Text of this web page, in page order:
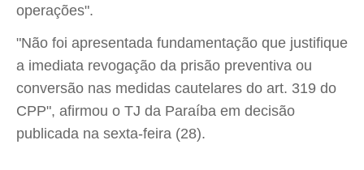
operações".
"Não foi apresentada fundamentação que justifique
a imediata revogação da prisão preventiva ou
conversão nas medidas cautelares do art. 319 do
CPP", afirmou o TJ da Paraíba em decisão
publicada na sexta-feira (28).